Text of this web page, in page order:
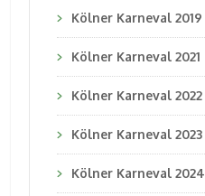
Kölner Karneval 2019
Kölner Karneval 2021
Kölner Karneval 2022
Kölner Karneval 2023
Kölner Karneval 2024